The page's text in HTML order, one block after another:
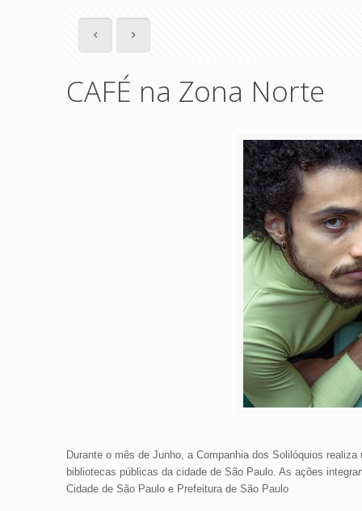
CAFÉ na Zona Norte
Durante o mês de Junho, a Companhia dos Solilóquios
bibliotecas públicas da cidade de São Paulo. As ações
Cidade de São Paulo e Prefeitura de São Paulo